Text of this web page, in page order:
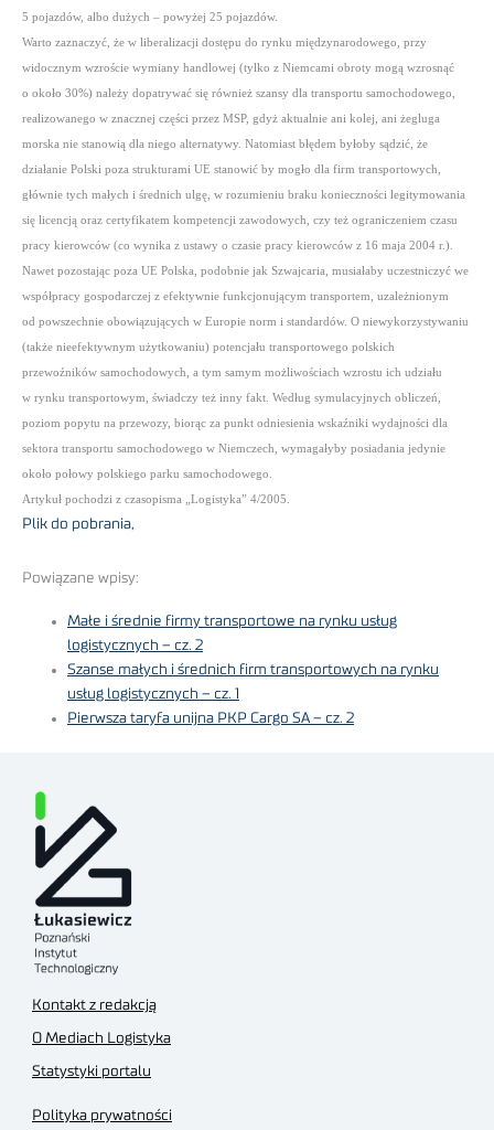
5 pojazdów, albo dużych – powyżej 25 pojazdów.
Warto zaznaczyć, że w liberalizacji dostępu do rynku międzynarodowego, przy
widocznym wzroście wymiany handlowej (tylko z Niemcami obroty mogą wzrosnąć
o około 30%) należy dopatrywać się również szansy dla transportu samochodowego,
realizowanego w znacznej części przez MSP, gdyż aktualnie ani kolej, ani żegluga
morska nie stanowią dla niego alternatywy. Natomiast błędem byłoby sądzić, że
działanie Polski poza strukturami UE stanowić by mogło dla firm transportowych,
głównie tych małych i średnich ulgę, w rozumieniu braku konieczności legitymowania
się licencją oraz certyfikatem kompetencji zawodowych, czy też ograniczeniem czasu
pracy kierowców (co wynika z ustawy o czasie pracy kierowców z 16 maja 2004 r.).
Nawet pozostając poza UE Polska, podobnie jak Szwajcaria, musiałaby uczestniczyć we
współpracy gospodarczej z efektywnie funkcjonującym transportem, uzależnionym
od powszechnie obowiązujących w Europie norm i standardów. O niewykorzystywaniu
(także nieefektywnym użytkowaniu) potencjału transportowego polskich
przewoźników samochodowych, a tym samym możliwościach wzrostu ich udziału
w rynku transportowym, świadczy też inny fakt. Według symulacyjnych obliczeń,
poziom popytu na przewozy, biorąc za punkt odniesienia wskaźniki wydajności dla
sektora transportu samochodowego w Niemczech, wymagałyby posiadania jedynie
około połowy polskiego parku samochodowego.
Artykuł pochodzi z czasopisma „Logistyka” 4/2005.
Plik do pobrania,
Powiązane wpisy:
Małe i średnie firmy transportowe na rynku usług
logistycznych – cz. 2
Szanse małych i średnich firm transportowych na rynku
usług logistycznych – cz. 1
Pierwsza taryfa unijna PKP Cargo SA – cz. 2
Kontakt z redakcją
O Mediach Logistyka
Statystyki portalu
Polityka prywatności